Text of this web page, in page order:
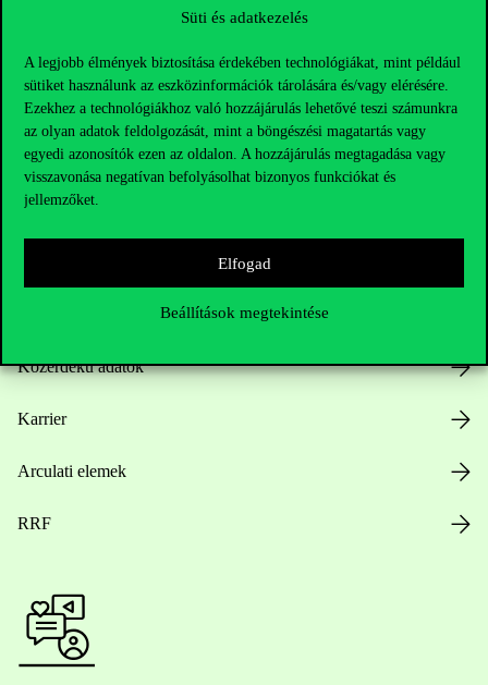
Süti és adatkezelés
A legjobb élmények biztosítása érdekében technológiákat, mint például
sütiket használunk az eszközinformációk tárolására és/vagy elérésére.
Ezekhez a technológiákhoz való hozzájárulás lehetővé teszi számunkra
az olyan adatok feldolgozását, mint a böngészési magatartás vagy
egyedi azonosítók ezen az oldalon. A hozzájárulás megtagadása vagy
visszavonása negatívan befolyásolhat bizonyos funkciókat és
jellemzőket.
Elfogad
Beállítások megtekintése
Hasznos linkek
Közérdekű adatok
Karrier
Arculati elemek
RRF